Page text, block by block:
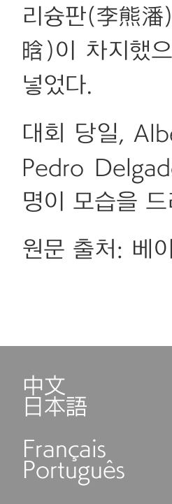
리슝판(李熊
晗)이 차지했
넣었다.
대회 당일,
Pedro
명이 모습을
원문 출처: 베
中文
日本語
Français
Português